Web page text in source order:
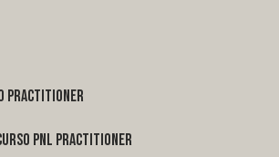
practitioner
curso pnl practitioner